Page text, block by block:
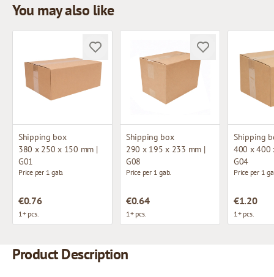
You may also like
Shipping box
380 x 250 x 150 mm |
G01
Price per 1 gab.
€0.76
1+ pcs.
Shipping box
290 x 195 x 233 mm |
G08
Price per 1 gab.
€0.64
1+ pcs.
Shipping
400 x 400
G04
Price per 1
€1.20
1+ pcs.
Product Description